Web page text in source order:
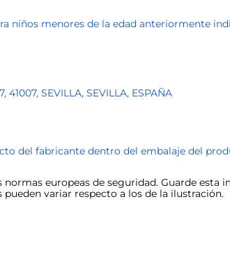
niños menores de la edad anteriormente
SEVILLA, SEVILLA, ESPAÑA
del fabricante dentro del embalaje del
normas europeas de seguridad. Guarde esta
pueden variar respecto a los de la ilustración.